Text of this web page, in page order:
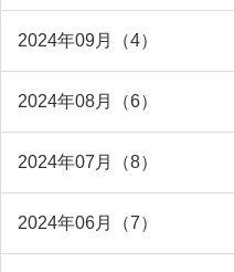
2024年09月（4）
2024年08月（6）
2024年07月（8）
2024年06月（7）